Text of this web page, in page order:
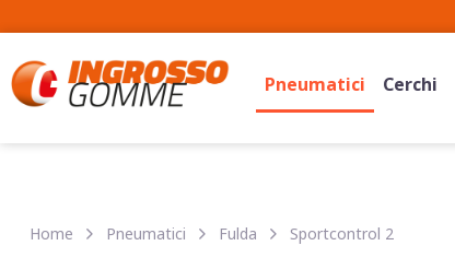
Pneumatici Cerchi
Home Pneumatici Fulda Sportcontrol 2